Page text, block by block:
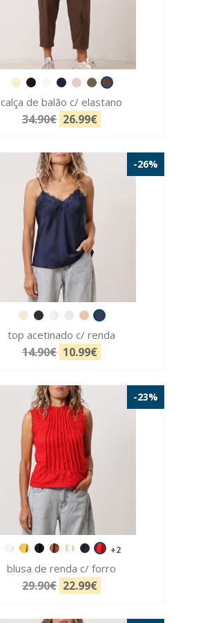
calça de balão c/ elastano
34.90€ 26.99€
-26%
top acetinado c/ renda
14.90€ 10.99€
-23%
+2
blusa de renda c/ forro
29.90€ 22.99€